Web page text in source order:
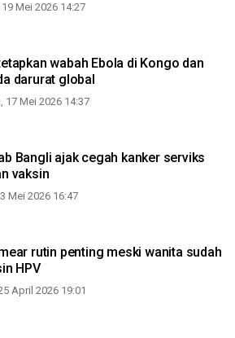
Mei 2026 14:27
wabah Ebola di Kongo dan
darurat global
17 Mei 2026 14:37
Bangli ajak cegah kanker serviks
vaksin
Mei 2026 16:47
rutin penting meski wanita sudah
HPV
April 2026 19:01